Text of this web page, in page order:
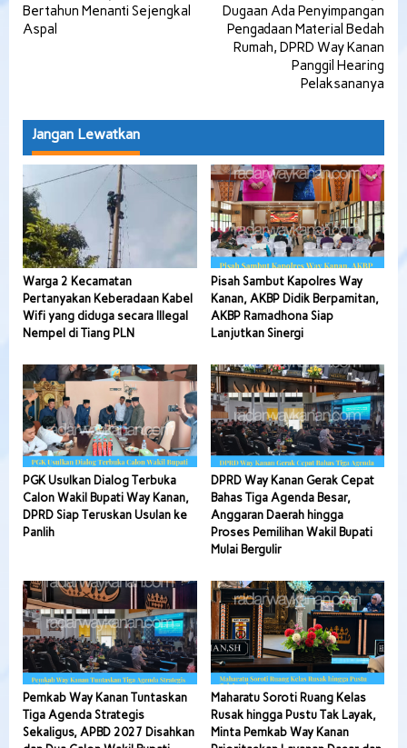
pos
Bertahun Menanti Sejengkal
Aspal
Dugaan Ada Penyimpangan
Pengadaan Material Bedah
Rumah, DPRD Way Kanan
Panggil Hearing
Pelaksananya
Jangan Lewatkan
Warga 2 Kecamatan
Pertanyakan Keberadaan Kabel
Wifi yang diduga secara Illegal
Nempel di Tiang PLN
Pisah Sambut Kapolres Way
Kanan, AKBP Didik Berpamitan,
AKBP Ramadhona Siap
Lanjutkan Sinergi
PGK Usulkan Dialog Terbuka
Calon Wakil Bupati Way Kanan,
DPRD Siap Teruskan Usulan ke
Panlih
DPRD Way Kanan Gerak Cepat
Bahas Tiga Agenda Besar,
Anggaran Daerah hingga
Proses Pemilihan Wakil Bupati
Mulai Bergulir
Pemkab Way Kanan Tuntaskan
Tiga Agenda Strategis
Sekaligus, APBD 2027 Disahkan
Maharatu Soroti Ruang Kelas
Rusak hingga Pustu Tak Layak,
Minta Pemkab Way Kanan